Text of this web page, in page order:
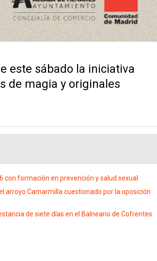
este sábado la iniciativa
de magia y originales
formación en prevención y salud sexual
arroyo Camarmilla cuestionado por la oposición
de siete días en el Balneario de Cofrentes